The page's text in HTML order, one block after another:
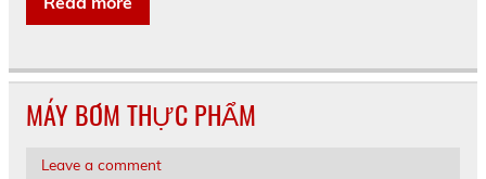
MÁY BƠM THỰC PHẨM
Leave a comment